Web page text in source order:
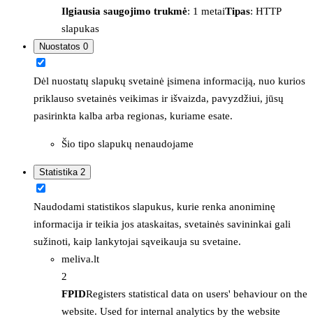
Ilgiausia saugojimo trukmė: 1 metaiTipas: HTTP
slapukas
Nuostatos 0
Dėl nuostatų slapukų svetainė įsimena informaciją, nuo kurios
priklauso svetainės veikimas ir išvaizda, pavyzdžiui, jūsų
pasirinkta kalba arba regionas, kuriame esate.
Šio tipo slapukų nenaudojame
Statistika 2
Naudodami statistikos slapukus, kurie renka anoniminę
informacija ir teikia jos ataskaitas, svetainės savininkai gali
sužinoti, kaip lankytojai sąveikauja su svetaine.
meliva.lt
2
FPIDRegisters statistical data on users' behaviour on the
website. Used for internal analytics by the website